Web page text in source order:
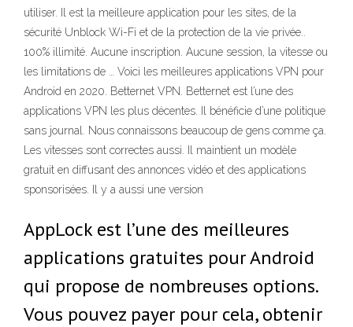
utiliser. Il est la meilleure application pour les sites, de la
sécurité Unblock Wi-Fi et de la protection de la vie privée..
100% illimité. Aucune inscription. Aucune session, la vitesse ou
les limitations de … Voici les meilleures applications VPN pour
Android en 2020. Betternet VPN. Betternet est l’une des
applications VPN les plus décentes. Il bénéficie d’une politique
sans journal. Nous connaissons beaucoup de gens comme ça.
Les vitesses sont correctes aussi. Il maintient un modèle
gratuit en diffusant des annonces vidéo et des applications
sponsorisées. Il y a aussi une version
AppLock est l’une des meilleures
applications gratuites pour Android
qui propose de nombreuses options.
Vous pouvez payer pour cela, obtenir